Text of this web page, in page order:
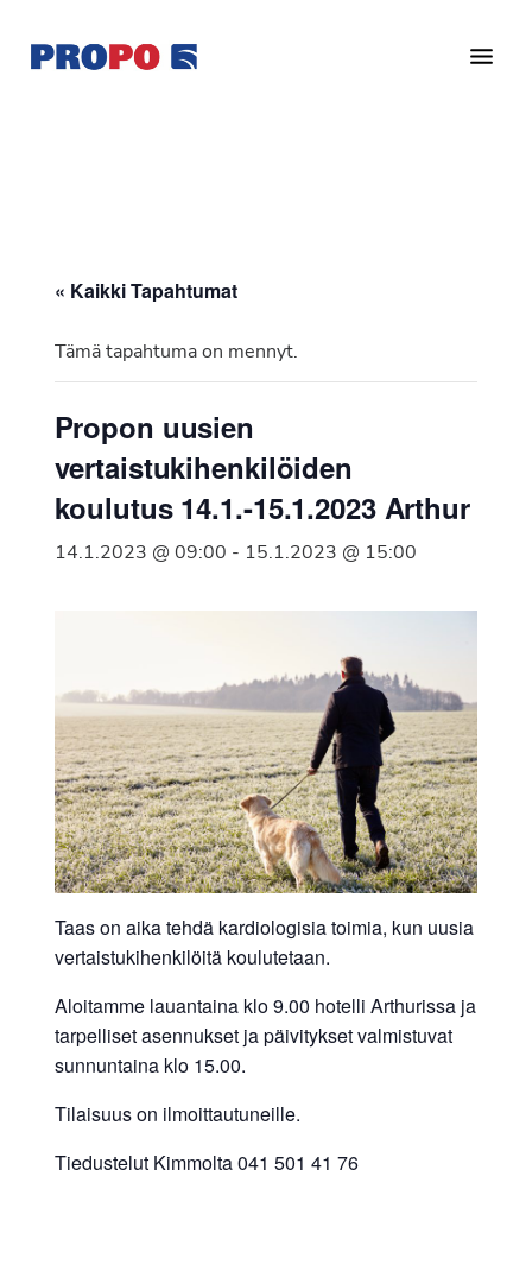
pääsisältöön
alatunnisteeseen
Ry
vuonna
Suomen
Syöpäyhdistyksen
jäsenjärjestö.
« Kaikki Tapahtumat
Tämä tapahtuma on mennyt.
Propon uusien
vertaistukihenkilöiden
koulutus 14.1.-15.1.2023 Arthur
14.1.2023 @ 09:00 - 15.1.2023 @ 15:00
Taas on aika tehdä kardiologisia toimia, kun uusia
vertaistukihenkilöitä koulutetaan.
Aloitamme lauantaina klo 9.00 hotelli Arthurissa ja
tarpelliset asennukset ja päivitykset valmistuvat
sunnuntaina klo 15.00.
Tilaisuus on ilmoittautuneille.
Tiedustelut Kimmolta 041 501 41 76